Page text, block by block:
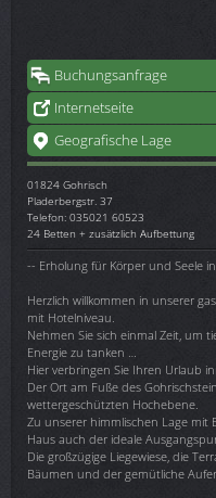
Buchungsanfrage
Internetseite
Geografische Lage
01824 Gohrisch
Pladerbergstr. 37
Telefon: 035021 60523
24 Betten + zusätzlich Aufbettung
-- Erholung für Körper und Seele
Herzlich willkommen in unserer
mit Hotelniveau.
Nehmen Sie sich einmal Zeit, um
Energie zu tanken …
Hier verbringen Sie Ihren Urlaub
Der Ort am Fuße des
wettergeschützten Hochebene.
Zu unserer himmlischen Lage mit
Haus auch der ideale
Die großzügige Liegewiese, die
Bäumen und der gemütliche